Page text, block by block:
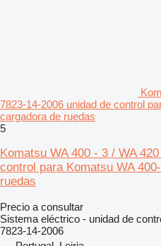
7823-14-2006 unidad de control
cargadora de ruedas
5
Komatsu WA 400 - 3 / WA
control para Komatsu WA
ruedas
Precio a consultar
Sistema eléctrico - unidad de
7823-14-2006